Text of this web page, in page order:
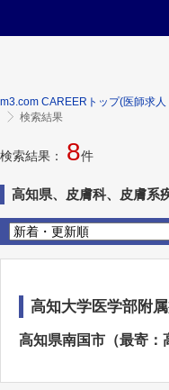
m3.com CAREERトップ(医師求人
検索結果
検索結果： 8件
高知県、皮膚科、皮膚系
高知大学医学部附
高知県南国市（最寄：